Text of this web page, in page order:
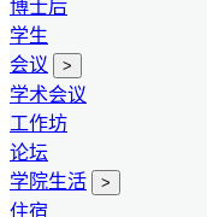
博士后
学生
会议
>
学术会议
工作坊
论坛
学院生活
>
住宿